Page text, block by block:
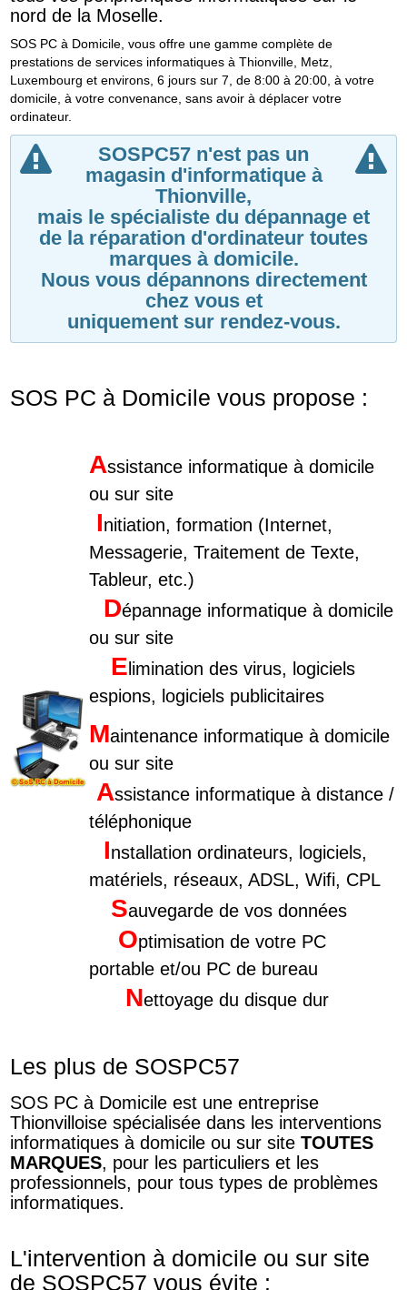
nord de la Moselle.
SOS PC à Domicile, vous offre une gamme complète de
prestations de services informatiques à Thionville, Metz,
Luxembourg et environs, 6 jours sur 7, de 8:00 à 20:00, à votre
domicile, à votre convenance, sans avoir à déplacer votre
ordinateur.
SOSPC57 n'est pas un
magasin d'informatique à
Thionville,
mais le spécialiste du dépannage et
de la réparation d'ordinateur toutes
marques à domicile.
Nous vous dépannons directement
chez vous et
uniquement sur rendez-vous.
SOS PC à Domicile vous propose :
Assistance informatique à domicile
ou sur site
Initiation, formation (Internet,
Messagerie, Traitement de Texte,
Tableur, etc.)
Dépannage informatique à domicile
ou sur site
E limination des virus, logiciels
espions, logiciels publicitaires
Maintenance informatique à domicile
ou sur site
Assistance informatique à distance /
téléphonique
Installation ordinateurs, logiciels,
matériels, réseaux, ADSL, Wifi, CPL
Sauvegarde de vos données
Optimisation de votre PC
portable et/ou PC de bureau
Nettoyage du disque dur
Les plus de SOSPC57
SOS PC à Domicile est une entreprise
Thionvilloise spécialisée dans les interventions
informatiques à domicile ou sur site TOUTES
MARQUES, pour les particuliers et les
professionnels, pour tous types de problèmes
informatiques.
L'intervention à domicile ou sur site
de SOSPC57 vous évite :